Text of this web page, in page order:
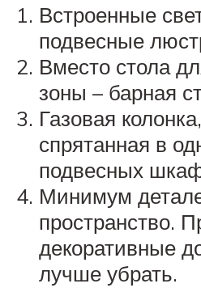
Встроенные
подвесные
Вместо стола
зоны – барная
Газовая
спрятанная в
подвесных
Минимум
пространство.
декоративные
лучше убрать.